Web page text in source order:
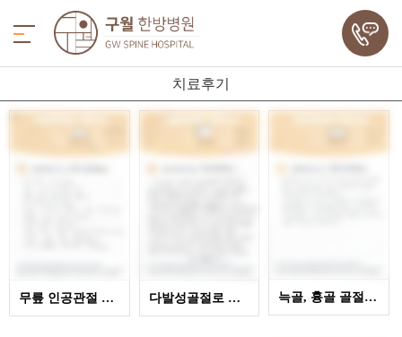
치료후기
무릎 인공관절 수술 후 도수치료, 운동치료 잘 받았어요… 다발성골절로 인원 후 한방치료 잘 받았어요~ 늑골, 흉골 골절로 입원치료 잘 받았어요~